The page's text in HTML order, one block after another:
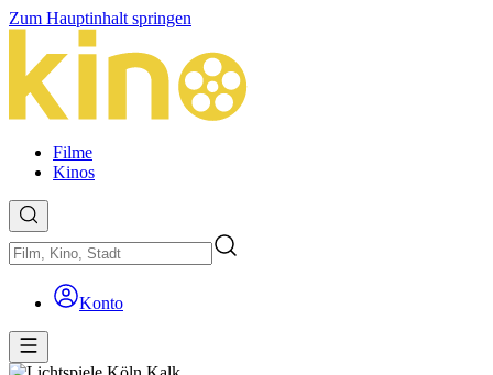
Zum Hauptinhalt springen
Filme
Kinos
Konto